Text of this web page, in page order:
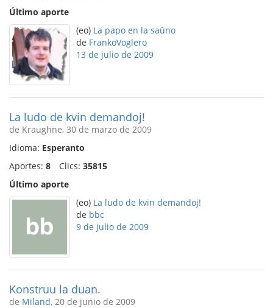
Último aporte
(eo) La papo en la saŭno
de FrankoVoglero
13 de julio de 2009
La ludo de kvin demandoj!
de Kraughne, 30 de marzo de 2009
Idioma: Esperanto
Aportes: 8 Clics: 35815
Último aporte
(eo) La ludo de kvin demandoj!
de bbc
9 de julio de 2009
Konstruu la duan.
de Miland, 20 de junio de 2009